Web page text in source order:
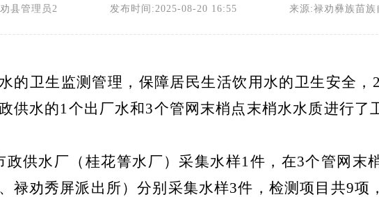
劝县管理员2 发布时间:2025-08-20 16:55 来源:禄劝彝族苗族自
的卫生监测管理，保障居民生活饮用水的卫生安全，
供水的1个出厂水和3个管网末梢点末梢水水质进行了
政供水厂（桂花箐水厂）采集水样1件，在3个管网末
禄劝秀屏派出所）分别 采集水样3件，检测项目共9项